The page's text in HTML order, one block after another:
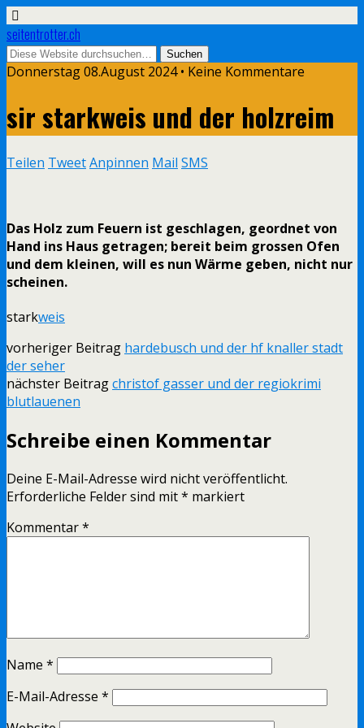
seitentrotter.ch
Donnerstag 08.August 2024 • Keine Kommentare
sir starkweis und der holzreim
Teilen TweetAnpinnen Mail SMS
Das Holz zum Feuern ist geschlagen, geordnet von
Hand ins Haus getragen; bereit beim grossen Ofen
und dem kleinen, will es nun Wärme geben, nicht nur
scheinen.
starkweis
vorheriger Beitrag hardebusch und der hf knaller stadt
der seher
nächster Beitragchristof gasser und der regiokrimi
blutlauenen
Schreibe einen Kommentar
Deine E-Mail-Adresse wird nicht veröffentlicht.
Erforderliche Felder sind mit* markiert
Kommentar*
Name *
E-Mail-Adresse *